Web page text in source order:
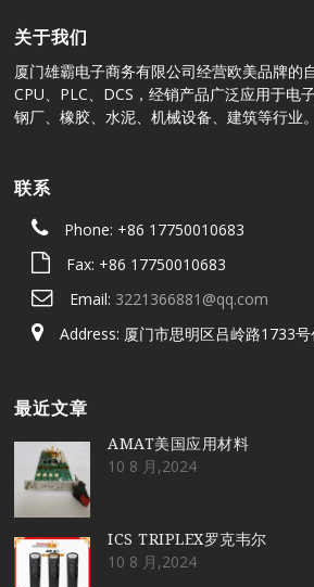
关于我们
厦门雄霸电子商务有限公司经营欧美品牌的
CPU、PLC、DCS，经销产品广泛应用于电
钢厂、橡胶、水泥、机械设备、建筑等行业。
联系
Phone: +86 17750010683
Fax: +86 17750010683
Email: 3221366881@qq.com
Address: 厦门市思明区吕岭路1733
最近文章
AMAT美国应用材料
10 8 月,2024
ICS TRIPLEX罗克韦尔
10 8 月,2024